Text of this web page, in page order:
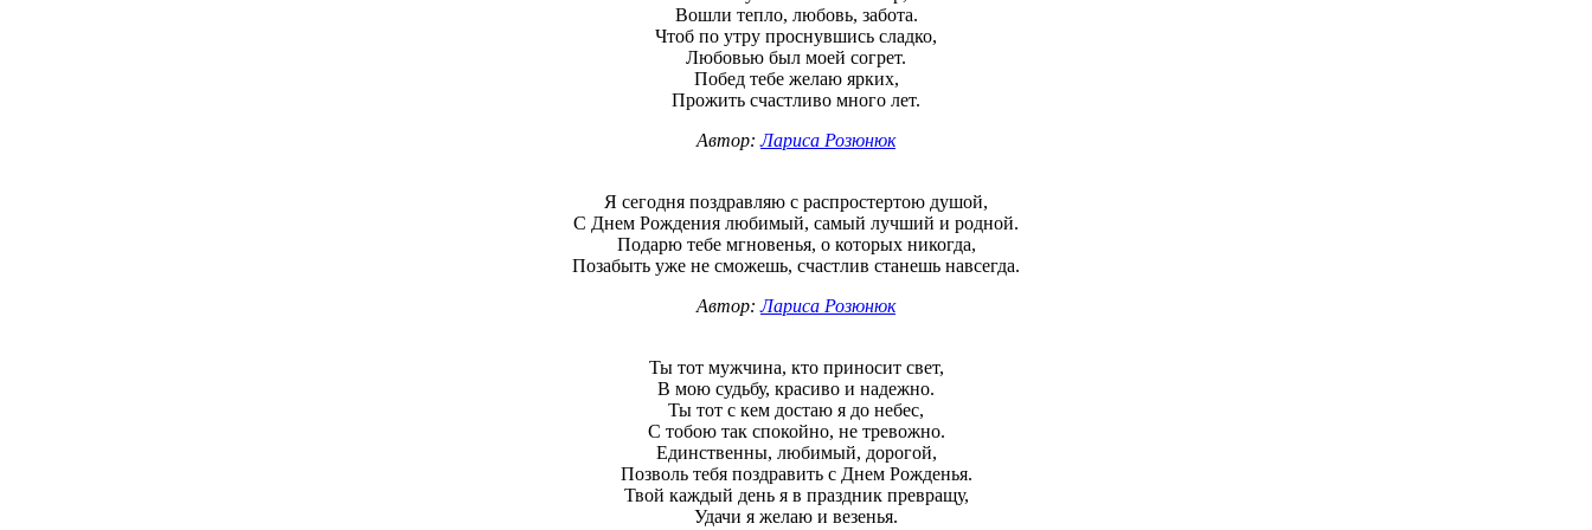
Вошли тепло, любовь, забота.
Чтоб по утру проснувшись сладко,
Любовью был моей согрет.
Побед тебе желаю ярких,
Прожить счастливо много лет.
Автор:Лариса Розюнюк
Я сегодня поздравляю с распростертою душой,
С Днем Рождения любимый, самый лучший и родной.
Подарю тебе мгновенья, о которых никогда,
Позабыть уже не сможешь, счастлив станешь навсегда.
Автор:Лариса Розюнюк
Ты тот мужчина, кто приносит свет,
В мою судьбу, красиво и надежно.
Ты тот с кем достаю я до небес,
С тобою так спокойно, не тревожно.
Единственны, любимый, дорогой,
Позволь тебя поздравить с Днем Рожденья.
Твой каждый день я в праздник превращу,
Удачи я желаю и везенья.